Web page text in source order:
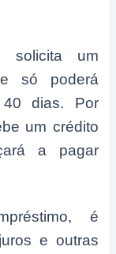
solicita um
só poderá
dias. Por
um crédito
a pagar
é
e outras